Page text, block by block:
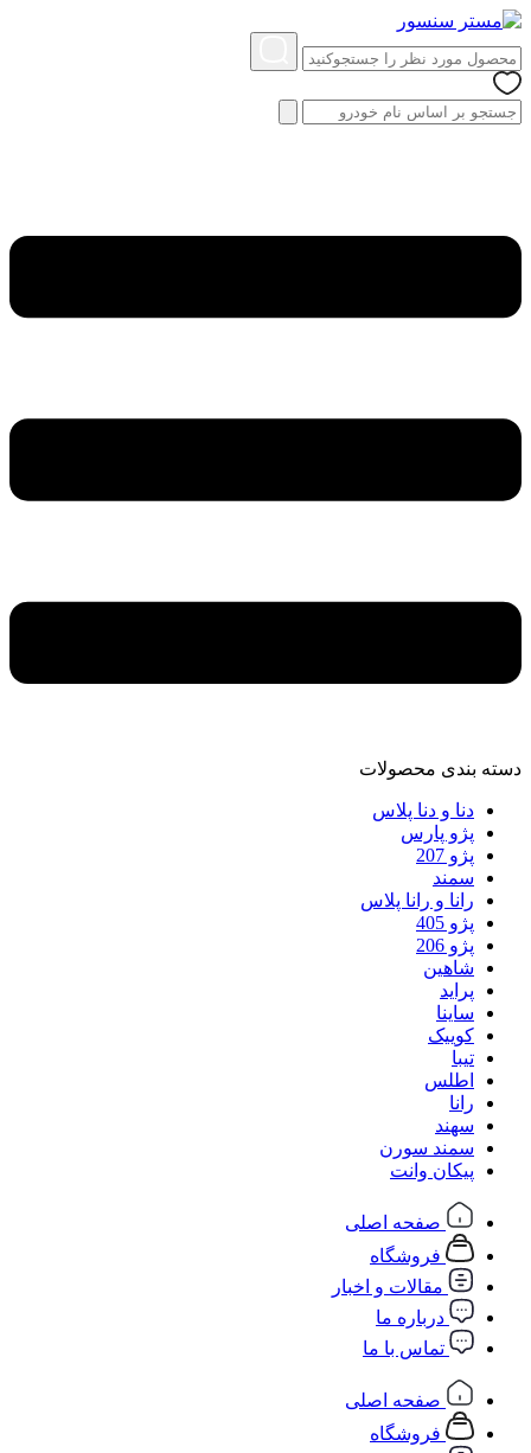
دسته‌ بندی محصولات
دنا و دنا پلاس
پژو پارس
پژو 207
سمند
رانا و رانا پلاس
پژو 405
پژو 206
شاهین
پراید
ساینا
کوییک
تیبا
اطلس
رانا
سهند
سمند سورن
پیکان وانت
صفحه اصلی
فروشگاه
مقالات و اخبار
درباره ما
تماس با ما
صفحه اصلی
فروشگاه